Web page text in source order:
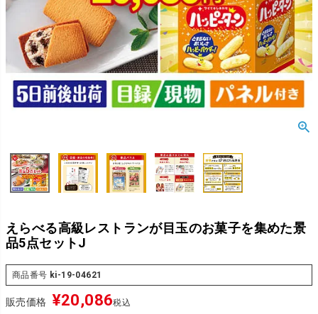
えらべる高級レストランが目玉のお菓子を集めた景
品5点セットJ
商品番号 ki-19-04621
販売価格 ¥20,086税込